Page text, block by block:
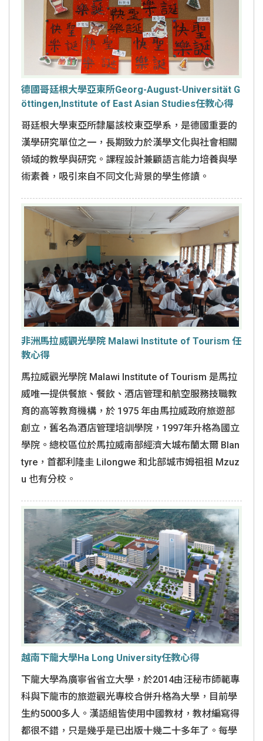
德國哥廷根大學亞東所Georg-August-Universität G
öttingen,Institute of East Asian Studies任教心得
哥廷根大學東亞所隸屬該校東亞學系，是德國重要的
漢學研究單位之一，長期致力於漢學文化與社會相關
領域的教學與研究。課程設計兼顧語言能力培養與學
術素養，吸引來自不同文化背景的學生修讀。
非洲馬拉威觀光學院 Malawi Institute of Tourism 任
教心得
馬拉威觀光學院 Malawi Institute of Tourism 是馬拉
威唯一提供餐旅、餐飲、酒店管理和航空服務技職教
育的高等教育機構，於 1975 年由馬拉威政府旅遊部
創立，舊名為酒店管理培訓學院，1997年升格為國立
學院。總校區位於馬拉威南部經濟大城布蘭太爾 Blan
tyre，首都利隆圭 Lilongwe 和北部城市姆祖祖 Mzuz
u 也有分校。
越南下龍大學Ha Long University任教心得
下龍大學為廣寧省省立大學，於2014由汪秘市師範專
科與下龍市的旅遊觀光專校合併升格為大學，目前學
生約5000多人。漢語組皆使用中國教材，教材編寫得
都很不錯，只是幾乎是已出版十幾二十多年了。每學